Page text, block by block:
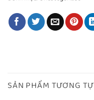
SẢN PHẨM TƯƠNG TỰ